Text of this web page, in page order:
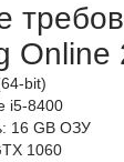
Online
bit)
i5-8400
16 GB ОЗУ
1060